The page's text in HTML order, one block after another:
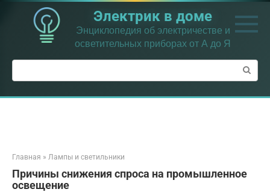
Перейти
контенту
Электрик в доме
Энциклопедия об электричестве и
осветительных приборах от А до Я
Поиск:
Главная » Лампы и светильники
Причины снижения спроса на промышленное
освещение